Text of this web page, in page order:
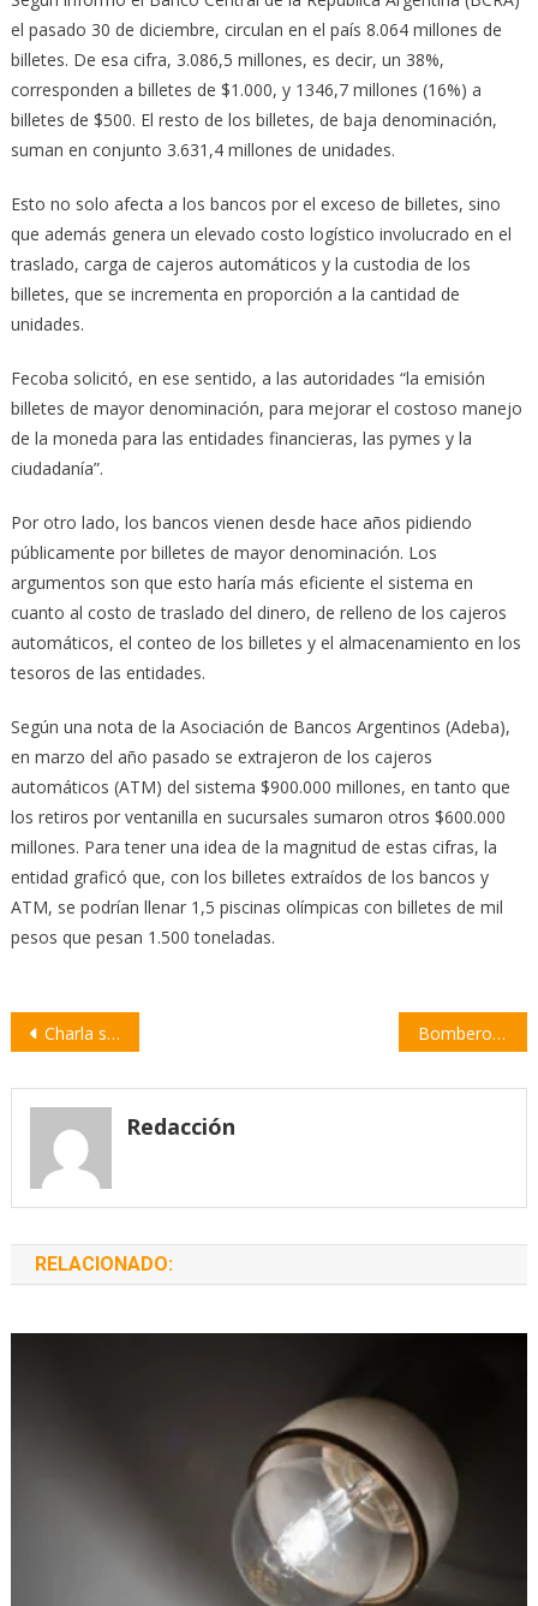
el pasado 30 de diciembre, circulan en el país 8.064 millones de
billetes. De esa cifra, 3.086,5 millones, es decir, un 38%,
corresponden a billetes de $1.000, y 1346,7 millones (16%) a
billetes de $500. El resto de los billetes, de baja denominación,
suman en conjunto 3.631,4 millones de unidades.
Esto no solo afecta a los bancos por el exceso de billetes, sino
que además genera un elevado costo logístico involucrado en el
traslado, carga de cajeros automáticos y la custodia de los
billetes, que se incrementa en proporción a la cantidad de
unidades.
Fecoba solicitó, en ese sentido, a las autoridades “la emisión
billetes de mayor denominación, para mejorar el costoso manejo
de la moneda para las entidades financieras, las pymes y la
ciudadanía”.
Por otro lado, los bancos vienen desde hace años pidiendo
públicamente por billetes de mayor denominación. Los
argumentos son que esto haría más eficiente el sistema en
cuanto al costo de traslado del dinero, de relleno de los cajeros
automáticos, el conteo de los billetes y el almacenamiento en los
tesoros de las entidades.
Según una nota de la Asociación de Bancos Argentinos (Adeba),
en marzo del año pasado se extrajeron de los cajeros
automáticos (ATM) del sistema $900.000 millones, en tanto que
los retiros por ventanilla en sucursales sumaron otros $600.000
millones. Para tener una idea de la magnitud de estas cifras, la
entidad graficó que, con los billetes extraídos de los bancos y
ATM, se podrían llenar 1,5 piscinas olímpicas con billetes de mil
pesos que pesan 1.500 toneladas.
Navegación
entradas
Charla sobre lactancia materna en Fighiera Bomberos extinguieron dos incendios de pastizales en Barrio Unión
Redacción
RELACIONADO: